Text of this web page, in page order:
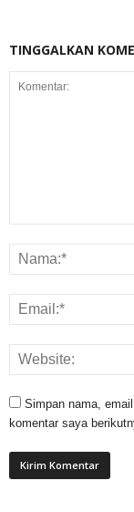
TINGGALKAN
Simpan nama,
komentar saya